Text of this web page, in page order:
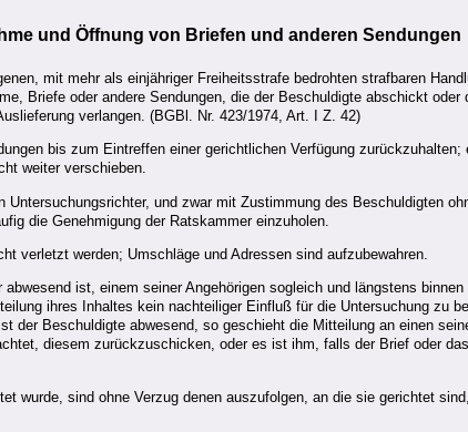
und Öffnung von Briefen und anderen Sendungen
mit mehr als einjähriger Freiheitsstrafe bedrohten strafbaren
Briefe oder andere Sendungen, die der Beschuldigte abschickt
verlangen. (BGBl. Nr. 423/1974, Art. I Z. 42)
bis zum Eintreffen einer gerichtlichen Verfügung zurückzuhalten;
weiter verschieben.
und zwar mit Zustimmung des Beschuldigten
die Genehmigung der Ratskammer einzuholen.
verletzt werden; Umschläge und Adressen sind aufzubewahren.
ist, einem seiner Angehörigen sogleich und längstens
ihres Inhaltes kein nachteiliger Einfluß für die Untersuchung zu
Beschuldigte abwesend, so geschieht die Mitteilung an einen
diesem zurückzuschicken, oder es ist ihm, falls der Brief oder
wurde, sind ohne Verzug denen auszufolgen, an die sie gerichtet